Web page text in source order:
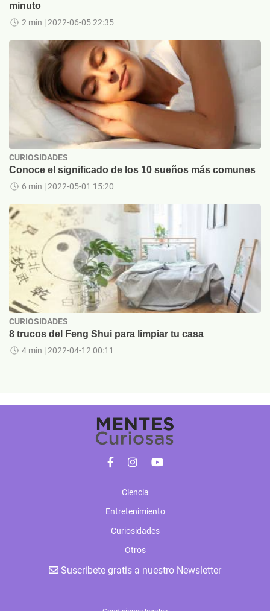
minuto
2 min | 2022-06-05 22:35
CURIOSIDADES
Conoce el significado de los 10 sueños más comunes
6 min | 2022-05-01 15:20
CURIOSIDADES
8 trucos del Feng Shui para limpiar tu casa
4 min | 2022-04-12 00:11
Ciencia
Entretenimiento
Curiosidades
Otros
Suscribete gratis a nuestro Newsletter